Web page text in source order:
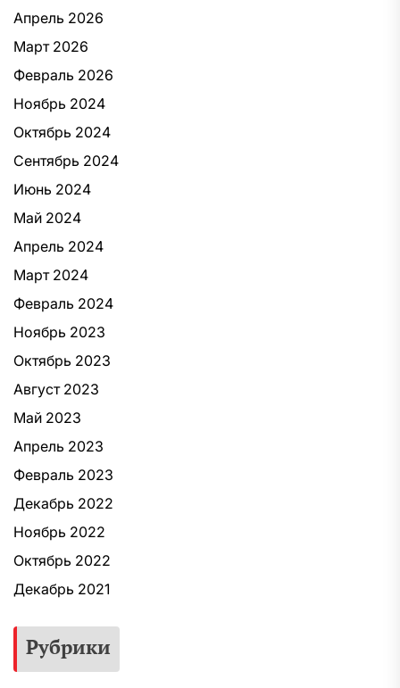
Апрель 2026
Март 2026
Февраль 2026
Ноябрь 2024
Октябрь 2024
Сентябрь 2024
Июнь 2024
Май 2024
Апрель 2024
Март 2024
Февраль 2024
Ноябрь 2023
Октябрь 2023
Август 2023
Май 2023
Апрель 2023
Февраль 2023
Декабрь 2022
Ноябрь 2022
Октябрь 2022
Декабрь 2021
Рубрики